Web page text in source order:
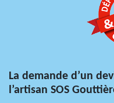
La demande d’un
l’artisan SOS